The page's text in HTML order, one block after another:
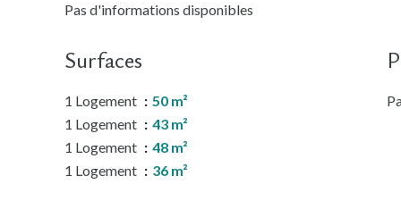
Pas d'informations disponibles
Surfaces
1 Logement
50 m²
1 Logement
43 m²
1 Logement
48 m²
1 Logement
36 m²